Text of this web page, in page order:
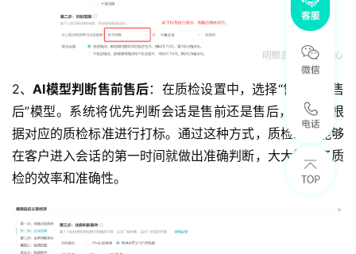
2、AI模型判断售前售后：在质检设置中，选择“售前”或“售
后”模型。系统将优先判断会话是售前还是售后，然后再根
据对应的质检标准进行打标。通过这种方式，质检工作能够
在客户进入会话的第一时间就做出准确判断，大大提高了质
检的效率和准确性。